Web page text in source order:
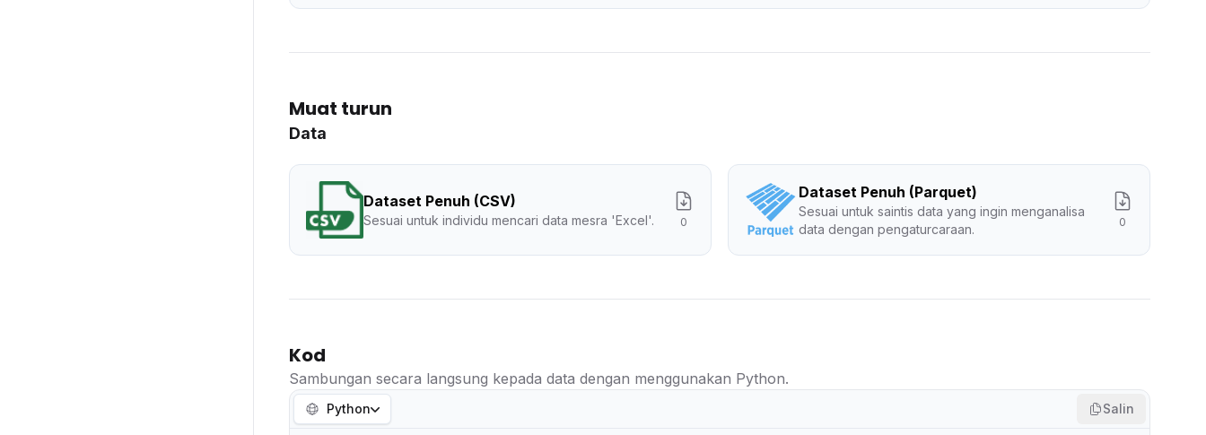
Muat turun
Data
Dataset Penuh (CSV)
Sesuai untuk individu mencari data mesra 'Excel'. 0
Dataset Penuh (Parquet)
Sesuai untuk saintis data yang ingin menganalisa
data dengan pengaturcaraan.
0
Kod
Sambungan secara langsung kepada data dengan menggunakan Python.
Python Salin